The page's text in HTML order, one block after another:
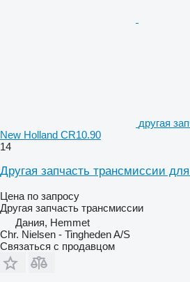
другая
New Holland CR10.90
14
Другая запчасть трансмиссии
Цена по запросу
Другая запчасть трансмиссии
Дания, Hemmet
Chr. Nielsen - Tingheden A/S
Связаться с продавцом